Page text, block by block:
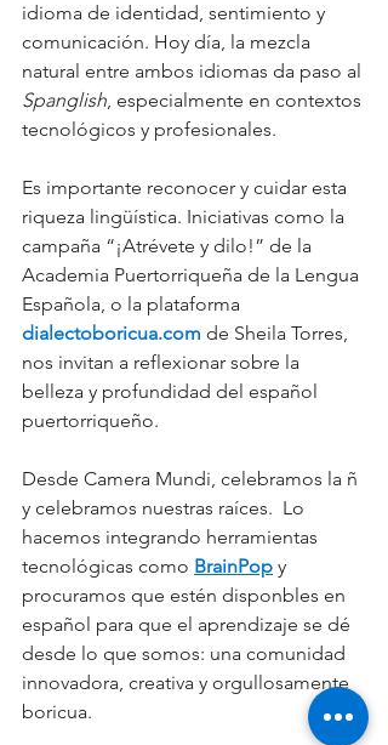
idioma de identidad, sentimiento y
comunicación. Hoy día, la mezcla
natural entre ambos idiomas da paso al
Spanglish, especialmente en contextos
tecnológicos y profesionales.
Es importante reconocer y cuidar esta
riqueza lingüística. Iniciativas como la
campaña “¡Atrévete y dilo!” de la
Academia Puertorriqueña de la Lengua
Española, o la plataforma
dialectoboricua.com de Sheila Torres,
nos invitan a reflexionar sobre la
belleza y profundidad del español
puertorriqueño.
Desde Camera Mundi, celebramos la ñ
y celebramos nuestras raíces.  Lo
hacemos integrando herramientas
tecnológicas como BrainPop y
procuramos que estén disponbles en
español para que el aprendizaje se dé
desde lo que somos: una comunidad
innovadora, creativa y orgullosamente
boricua.